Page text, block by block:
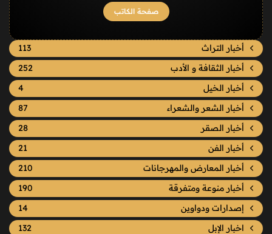
صفحة الكاتب
أخبار التراث
113
أخبار الثقافة و الأدب
252
أخبار الخيل
4
أخبار الشعر والشعراء
87
أخبار الصقر
28
أخبار الفن
21
أخبار المعارض والمهرجانات
210
أخبار منوعة ومتفرقة
190
إصدارات ودواوين
14
اخبار الإبل
132